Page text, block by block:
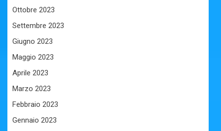
Ottobre 2023
Settembre 2023
Giugno 2023
Maggio 2023
Aprile 2023
Marzo 2023
Febbraio 2023
Gennaio 2023